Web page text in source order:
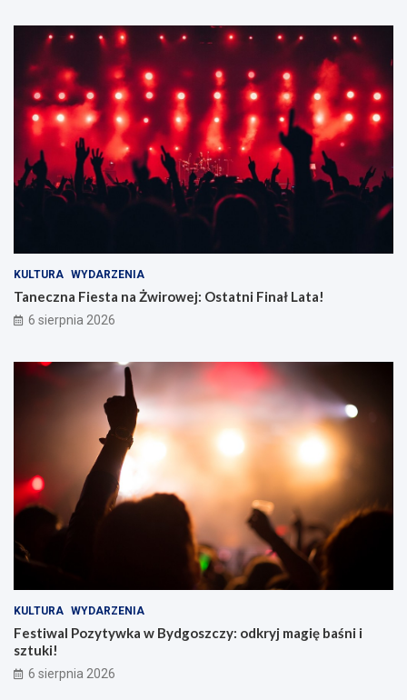
KULTURA WYDARZENIA
Taneczna Fiesta na Żwirowej: Ostatni Finał Lata!
6 sierpnia 2026
KULTURA WYDARZENIA
Festiwal Pozytywka w Bydgoszczy: odkryj magię baśni i
sztuki!
6 sierpnia 2026